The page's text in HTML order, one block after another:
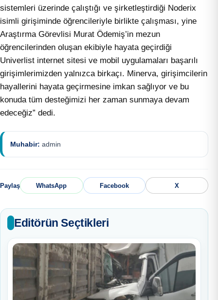
sistemleri üzerinde çalıştığı ve şirketleştirdiği Noderix
isimli girişiminde öğrencileriyle birlikte çalışması, yine
Araştırma Görevlisi Murat Ödemiş’in mezun
öğrencilerinden oluşan ekibiyle hayata geçirdiği
Univerlist internet sitesi ve mobil uygulamaları başarılı
girişimlerimizden yalnızca birkaçı. Minerva, girişimcilerin
hayallerini hayata geçirmesine imkan sağlıyor ve bu
konuda tüm desteğimizi her zaman sunmaya devam
edeceğiz” dedi.
Muhabir: admin
Paylaş WhatsApp Facebook X
Editörün Seçtikleri